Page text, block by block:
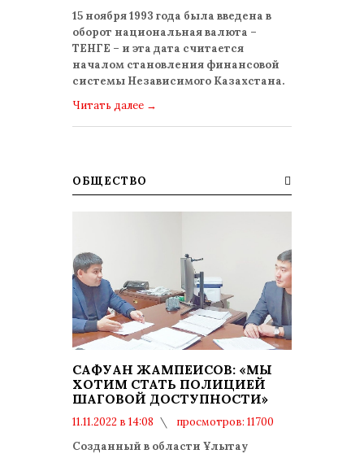
комментариев: 0
15 ноября 1993 года была введена в
оборот национальная валюта –
ТЕНГЕ – и эта дата считается
началом становления финансовой
системы Независимого Казахстана.
Читать далее →
ОБЩЕСТВО
САФУАН ЖАМПЕИСОВ: «МЫ
ХОТИМ СТАТЬ ПОЛИЦИЕЙ
ШАГОВОЙ ДОСТУПНОСТИ»
11.11.2022 в 14:08
просмотров: 11700
комментариев: 0
Созданный в области Ұлытау